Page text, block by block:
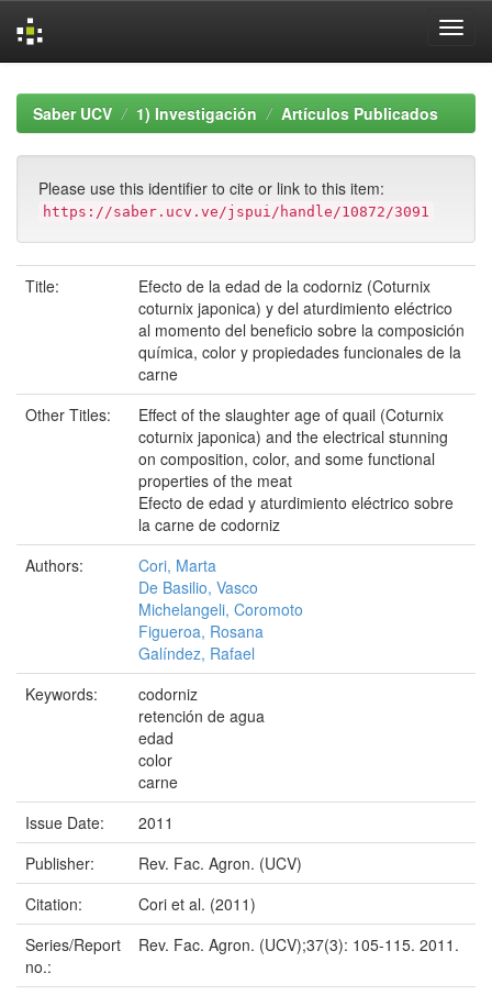
navigationSaber UCV 1) Investigación Artículos Publicados
Please use this identifier to cite or link to this item:
https://saber.ucv.ve/jspui/handle/10872/3091
Title:
Efecto de la edad de la codorniz (Coturnix
coturnix japonica) y del aturdimiento eléctrico
al momento del beneficio sobre la composición
química, color y propiedades funcionales de la
carne
Other Titles:
Effect of the slaughter age of quail (Coturnix
coturnix japonica) and the electrical stunning
on composition, color, and some functional
properties of the meat
Efecto de edad y aturdimiento eléctrico sobre
la carne de codorniz
Authors:
Cori, Marta
De Basilio, Vasco
Michelangeli, Coromoto
Figueroa, Rosana
Galíndez, Rafael
Keywords:
codorniz
retención de agua
edad
color
carne
Issue Date:
2011
Publisher:
Rev. Fac. Agron. (UCV)
Citation:
Cori et al. (2011)
Series/Report
no.:
Rev. Fac. Agron. (UCV);37(3): 105-115. 2011.